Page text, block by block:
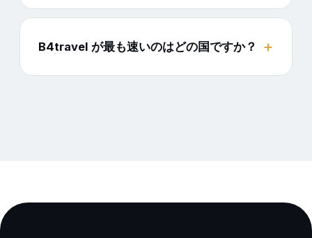
B4travel が最も速いのはどの国ですか？